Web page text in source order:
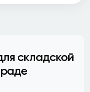
складской